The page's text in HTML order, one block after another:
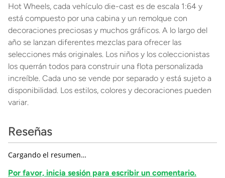
Hot Wheels, cada vehículo die-cast es de escala 1:64 y
está compuesto por una cabina y un remolque con
decoraciones preciosas y muchos gráficos. A lo largo del
año se lanzan diferentes mezclas para ofrecer las
selecciones más originales. Los niños y los coleccionistas
los querrán todos para construir una flota personalizada
increíble. Cada uno se vende por separado y está sujeto a
disponibilidad. Los estilos, colores y decoraciones pueden
variar.
Reseñas
Cargando el resumen…
Por favor, inicia sesión para escribir un comentario.